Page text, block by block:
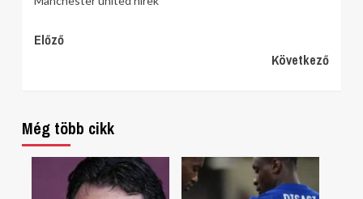
Continue
Előző
Következő
Még több cikk